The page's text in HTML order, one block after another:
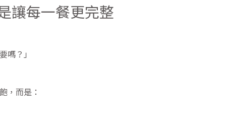
讓每一餐更完整
嗎？」
，而是：